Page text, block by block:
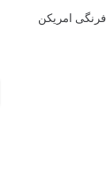
امریکن